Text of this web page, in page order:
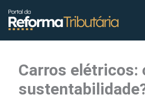
conteúdo
Carros elétricos: